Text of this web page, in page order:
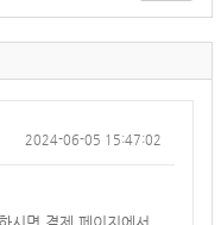
2024-06-05 15:47:02